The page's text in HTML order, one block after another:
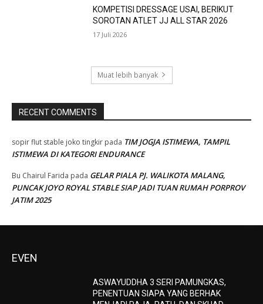
KOMPETISI DRESSAGE USAI, BERIKUT
SOROTAN ATLET JJ ALL STAR 2026
17 Juli 2026
Muat lebih banyak
RECENT COMMENTS
sopir flut stable joko tingkir pada TIM JOGJA ISTIMEWA, TAMPIL
ISTIMEWA DI KATEGORI ENDURANCE
Bu Chairul Farida pada GELAR PIALA PJ. WALIKOTA MALANG,
PUNCAK JOYO ROYAL STABLE SIAP JADI TUAN RUMAH PORPROV
JATIM 2025
EVEN
ASWAYUDDHA 3 SERI PAMUNGKAS,
PENENTUAN SIAPA YANG BERHAK